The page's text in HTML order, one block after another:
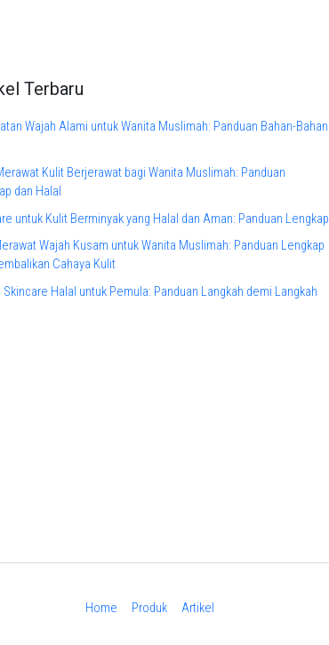
Terbaru
Wajah Alami untuk Wanita Muslimah: Panduan Bahan-Bahan
Kulit Berjerawat bagi Wanita Muslimah: Panduan
dan Halal
untuk Kulit Berminyak yang Halal dan Aman: Panduan Lengkap
Wajah Kusam untuk Wanita Muslimah: Panduan Lengkap
Cahaya Kulit
Skincare Halal untuk Pemula: Panduan Langkah demi Langkah
Home Produk Artikel